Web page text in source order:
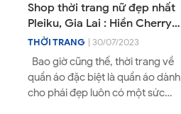
Shop thời trang nữ đẹp nhất
Pleiku, Gia Lai : Hiền Cherry
shop - 216 Hùng Vương, P.
Hội Thương, Pleiku, tỉnh Gia
Lai
THỜI TRANG | 30/07/2023
Bao giờ cũng thế, thời trang về
quần áo đặc biệt là quần áo dành
cho phái đẹp luôn có một sức